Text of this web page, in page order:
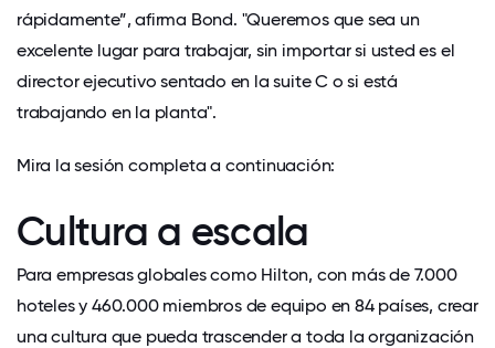
rápidamente”, afirma Bond. "Queremos que sea un
excelente lugar para trabajar, sin importar si usted es el
director ejecutivo sentado en la suite C o si está
trabajando en la planta".
Mira la sesión completa a continuación:
Cultura a escala
Para empresas globales como Hilton, con más de 7.000
hoteles y 460.000 miembros de equipo en 84 países, crear
una cultura que pueda trascender a toda la organización